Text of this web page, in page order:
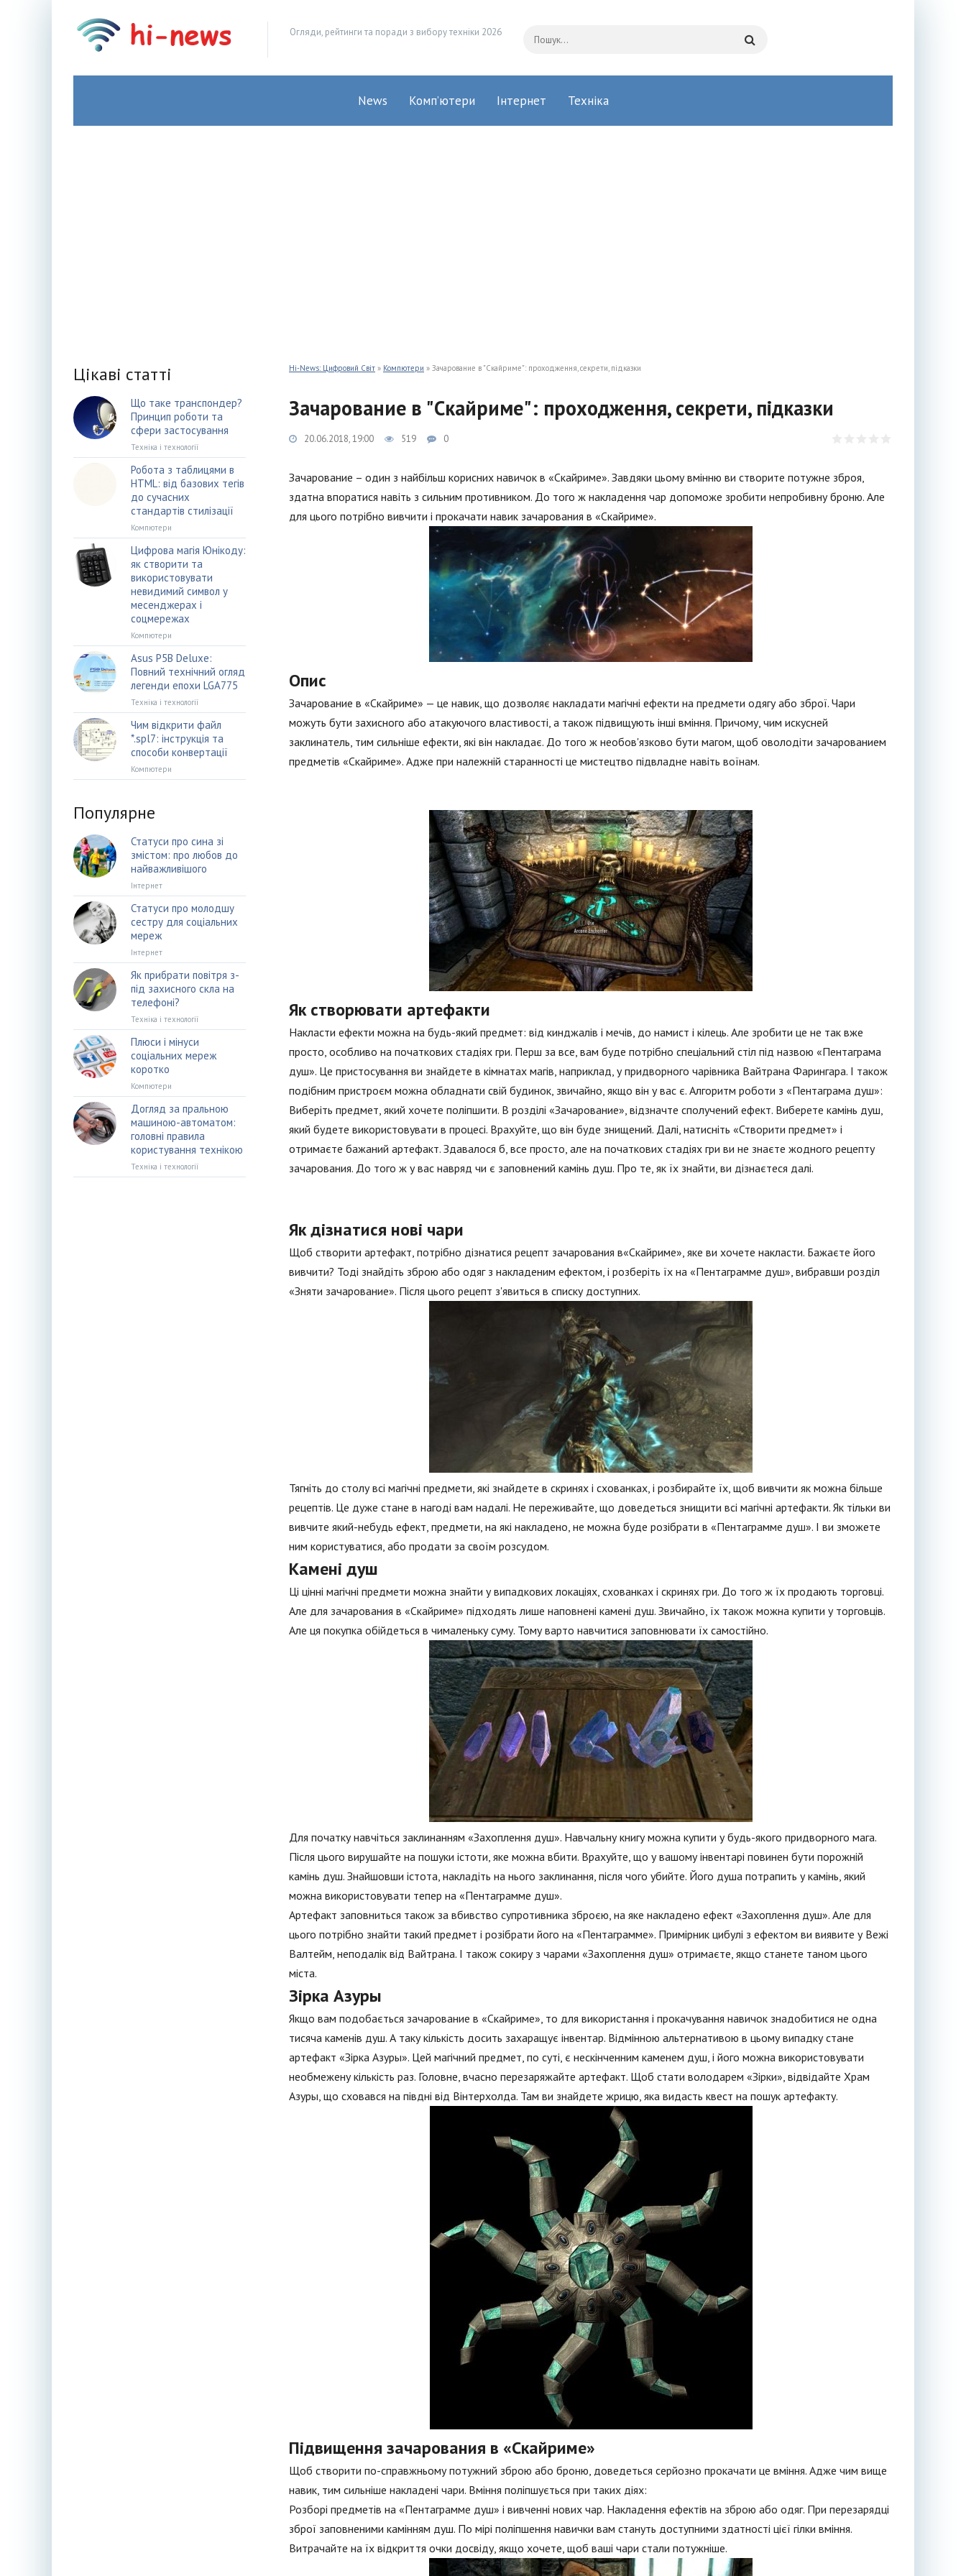
Огляди, рейтинги та поради з вибору техніки 2026
News Комп’ютери Інтернет Техніка
Hi-News: Цифровий Світ » Компютери » Зачарование в "Скайриме": проходження, секрети, підказки
Зачарование в "Скайриме": проходження, секрети, підказки
20.06.2018, 19:00 519 0
Зачарование – один з найбільш корисних навичок в «Скайриме». Завдяки цьому вмінню ви створите потужне зброя,
здатна впоратися навіть з сильним противником. До того ж накладення чар допоможе зробити непробивну броню. Але
для цього потрібно вивчити і прокачати навик зачарования в «Скайриме».
Опис
Зачарование в «Скайриме» — це навик, що дозволяє накладати магічні ефекти на предмети одягу або зброї. Чари
можуть бути захисного або атакуючого властивості, а також підвищують інші вміння. Причому, чим искусней
заклинатель, тим сильніше ефекти, які він накладає. До того ж необов'язково бути магом, щоб оволодіти зачарованием
предметів «Скайриме». Адже при належній старанності це мистецтво підвладне навіть воїнам.
Як створювати артефакти
Накласти ефекти можна на будь-який предмет: від кинджалів і мечів, до намист і кілець. Але зробити це не так вже
просто, особливо на початкових стадіях гри. Перш за все, вам буде потрібно спеціальний стіл під назвою «Пентаграма
душ». Це пристосування ви знайдете в кімнатах магів, наприклад, у придворного чарівника Вайтрана Фарингара. І також
подібним пристроєм можна обладнати свій будинок, звичайно, якщо він у вас є. Алгоритм роботи з «Пентаграма душ»:
Виберіть предмет, який хочете поліпшити. В розділі «Зачарование», відзначте сполучений ефект. Виберете камінь душ,
який будете використовувати в процесі. Врахуйте, що він буде знищений. Далі, натисніть «Створити предмет» і
отримаєте бажаний артефакт. Здавалося б, все просто, але на початкових стадіях гри ви не знаєте жодного рецепту
зачарования. До того ж у вас навряд чи є заповнений камінь душ. Про те, як їх знайти, ви дізнаєтеся далі.
Як дізнатися нові чари
Щоб створити артефакт, потрібно дізнатися рецепт зачарования в«Скайриме», яке ви хочете накласти. Бажаєте його
вивчити? Тоді знайдіть зброю або одяг з накладеним ефектом, і розберіть їх на «Пентаграмме душ», вибравши розділ
«Зняти зачарование». Після цього рецепт з'явиться в списку доступних.
Тягніть до столу всі магічні предмети, які знайдете в скринях і схованках, і розбирайте їх, щоб вивчити як можна більше
рецептів. Це дуже стане в нагоді вам надалі. Не переживайте, що доведеться знищити всі магічні артефакти. Як тільки ви
вивчите який-небудь ефект, предмети, на які накладено, не можна буде розібрати в «Пентаграмме душ». І ви зможете
ним користуватися, або продати за своїм розсудом.
Камені душ
Ці цінні магічні предмети можна знайти у випадкових локаціях, схованках і скринях гри. До того ж їх продають торговці.
Але для зачарования в «Скайриме» підходять лише наповнені камені душ. Звичайно, їх також можна купити у торговців.
Але ця покупка обійдеться в чималеньку суму. Тому варто навчитися заповнювати їх самостійно.
Для початку навчіться заклинанням «Захоплення душ». Навчальну книгу можна купити у будь-якого придворного мага.
Після цього вирушайте на пошуки істоти, яке можна вбити. Врахуйте, що у вашому інвентарі повинен бути порожній
камінь душ. Знайшовши істота, накладіть на нього заклинання, після чого убийте. Його душа потрапить у камінь, який
можна використовувати тепер на «Пентаграмме душ».
Артефакт заповниться також за вбивство супротивника зброєю, на яке накладено ефект «Захоплення душ». Але для
цього потрібно знайти такий предмет і розібрати його на «Пентаграмме». Примірник цибулі з ефектом ви виявите у Вежі
Валтейм, неподалік від Вайтрана. І також сокиру з чарами «Захоплення душ» отримаєте, якщо станете таном цього
міста.
Зірка Азуры
Якщо вам подобається зачарование в «Скайриме», то для використання і прокачування навичок знадобитися не одна
тисяча каменів душ. А таку кількість досить захаращує інвентар. Відмінною альтернативою в цьому випадку стане
артефакт «Зірка Азуры». Цей магічний предмет, по суті, є нескінченним каменем душ, і його можна використовувати
необмежену кількість раз. Головне, вчасно перезаряжайте артефакт. Щоб стати володарем «Зірки», відвідайте Храм
Азуры, що сховався на півдні від Вінтерхолда. Там ви знайдете жрицю, яка видасть квест на пошук артефакту.
Підвищення зачарования в «Скайриме»
Щоб створити по-справжньому потужний зброю або броню, доведеться серйозно прокачати це вміння. Адже чим вище
навик, тим сильніше накладені чари. Вміння поліпшується при таких діях:
Розборі предметів на «Пентаграмме душ» і вивченні нових чар. Накладення ефектів на зброю або одяг. При перезарядці
зброї заповненими камінням душ. По мірі поліпшення навички вам стануть доступними здатності цієї гілки вміння.
Витрачайте на їх відкриття очки досвіду, якщо хочете, щоб ваші чари стали потужніше.
Цікаві статті
Що таке транспондер?
Принцип роботи та
сфери застосування
Техніка і технології
Робота з таблицями в
HTML: від базових тегів
до сучасних
стандартів стилізації
Компютери
Цифрова магія Юнікоду:
як створити та
використовувати
невидимий символ у
месенджерах і
соцмережах
Компютери
Asus P5B Deluxe:
Повний технічний огляд
легенди епохи LGA775
Техніка і технології
Чим відкрити файл
*.spl7: інструкція та
способи конвертації
Компютери
Популярне
Статуси про сина зі
змістом: про любов до
найважливішого
Інтернет
Статуси про молодшу
сестру для соціальних
мереж
Інтернет
Як прибрати повітря з-
під захисного скла на
телефоні?
Техніка і технології
Плюси і мінуси
соціальних мереж
коротко
Компютери
Догляд за пральною
машиною-автоматом:
головні правила
користування технікою
Техніка і технології